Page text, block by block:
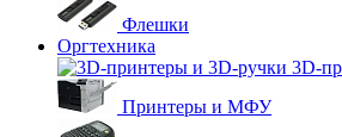
Флешки
Оргтехника
3D-
Принтеры и МФУ